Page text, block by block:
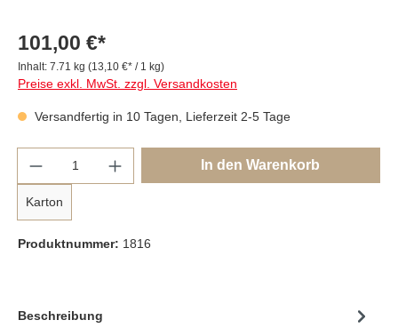
101,00 €*
Inhalt: 7.71 kg (13,10 €* / 1 kg)
Preise exkl. MwSt. zzgl. Versandkosten
Versandfertig in 10 Tagen, Lieferzeit 2-5 Tage
Karton
In den Warenkorb
Produktnummer: 1816
Beschreibung